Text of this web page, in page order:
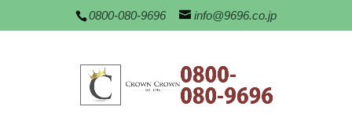
0800-080-9696 info@9696.co.jp